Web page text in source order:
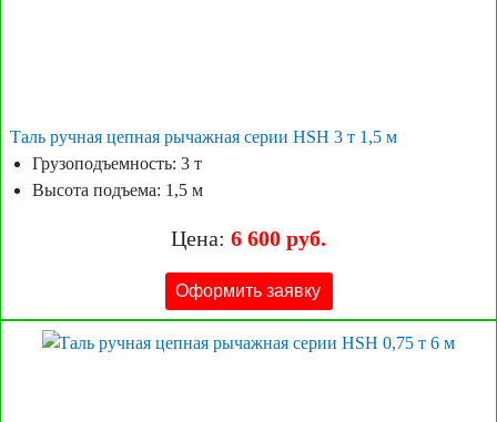
Таль ручная цепная рычажная серии HSH 3 т 1,5 м
Грузоподъемность: 3 т
Высота подъема: 1,5 м
Цена: 6 600 руб.
Оформить заявку